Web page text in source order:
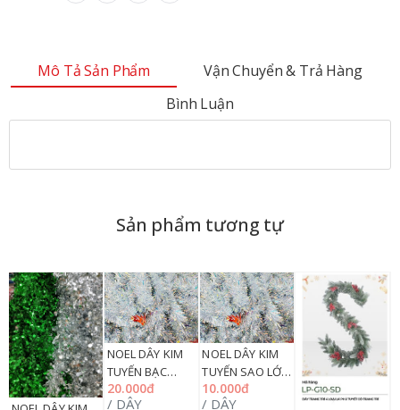
Mô Tả Sản Phẩm
Vận Chuyển & Trả Hàng
Bình Luận
Sản phẩm tương tự
NOEL DÂY KIM
TUYẾN BẠC
TRANG TRÍ
20.000đ
/ DÂY
NOEL DÂY KIM
TUYẾN SAO LỚN
TRANG TRÍ
10.000đ
/ DÂY